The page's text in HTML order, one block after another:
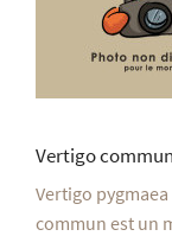
Vertigo commun
Vertigo
commun est un